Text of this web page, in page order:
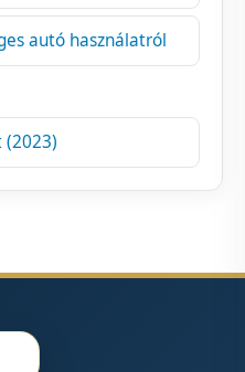
autó használatról
(2023)